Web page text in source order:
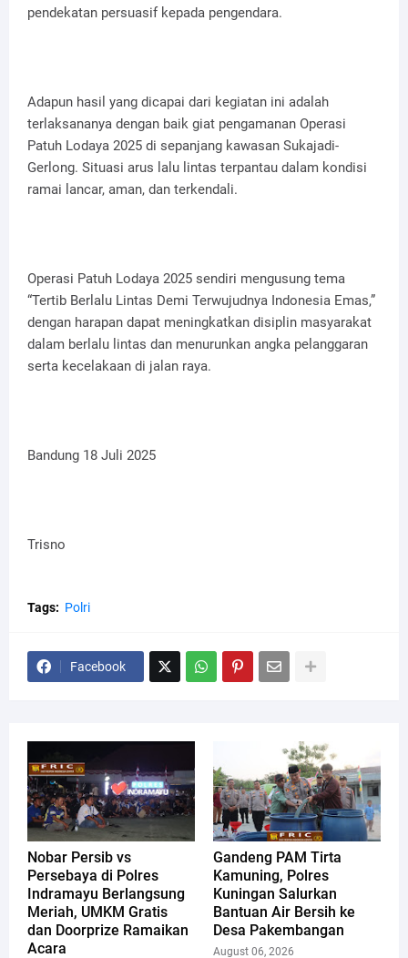
pendekatan persuasif kepada pengendara.
Adapun hasil yang dicapai dari kegiatan ini adalah
terlaksananya dengan baik giat pengamanan Operasi
Patuh Lodaya 2025 di sepanjang kawasan Sukajadi-
Gerlong. Situasi arus lalu lintas terpantau dalam kondisi
ramai lancar, aman, dan terkendali.
Operasi Patuh Lodaya 2025 sendiri mengusung tema
“Tertib Berlalu Lintas Demi Terwujudnya Indonesia Emas,”
dengan harapan dapat meningkatkan disiplin masyarakat
dalam berlalu lintas dan menurunkan angka pelanggaran
serta kecelakaan di jalan raya.
Bandung 18 Juli 2025
Trisno
Tags: Polri
Facebook
Nobar Persib vs
Persebaya di Polres
Indramayu Berlangsung
Meriah, UMKM Gratis
dan Doorprize Ramaikan
Acara
Gandeng PAM Tirta
Kamuning, Polres
Kuningan Salurkan
Bantuan Air Bersih ke
Desa Pakembangan
August 06, 2026